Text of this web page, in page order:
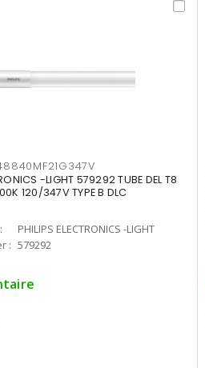
-LIGHT 579292 TUBE DEL T8
120/347V TYPE B DLC
PHILIPS ELECTRONICS -LIGHT
: 579292